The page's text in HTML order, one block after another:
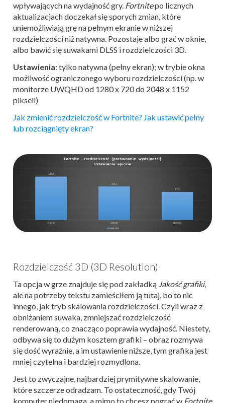
wpływających na wydajność gry. Fortnitepo licznych
aktualizacjach doczekał się sporych zmian, które
uniemożliwiają grę na pełnym ekranie w niższej
rozdzielczości niż natywna. Pozostaje albo grać w oknie,
albo bawić się suwakami DLSS i rozdzielczości 3D.
Ustawienia: tylko natywna (pełny ekran); w trybie okna
możliwość ograniczonego wyboru rozdzielczości (np. w
monitorze UWQHD od 1280 x 720 do 2048 x 1152
pikseli)
Jak zmienić rozdzielczość w Fortnite? Jak ustawić pełny
lub rozciągnięty ekran?
Rozdzielczość 3D (3D Resolution)
Ta opcja w grze znajduje się pod zakładką Jakość grafiki,
ale na potrzeby tekstu zamieściłem ją tutaj, bo to nic
innego, jak tryb skalowania rozdzielczości. Czyli wraz z
obniżaniem suwaka, zmniejszać rozdzielczość
renderowaną, co znacząco poprawia wydajność. Niestety,
odbywa się to dużym kosztem grafiki – obraz rozmywa
się dość wyraźnie, a im ustawienie niższe, tym grafika jest
mniej czytelna i bardziej rozmydlona.
Jest to zwyczajne, najbardziej prymitywne skalowanie,
które szczerze odradzam. To ostateczność, gdy Twój
komputer niedomaga, a mimo to chcesz pograć w Fortnite